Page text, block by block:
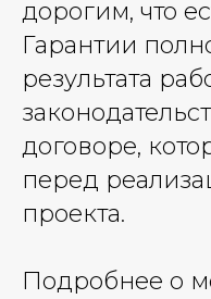
дорогим, что
Гарантии
результата
договоре,
перед
проекта.
Подробнее о